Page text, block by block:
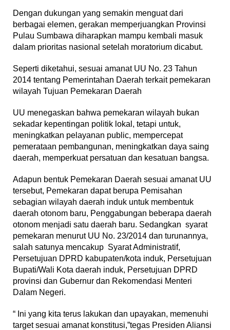
Dengan dukungan yang semakin menguat dari
berbagai elemen, gerakan memperjuangkan Provinsi
Pulau Sumbawa diharapkan mampu kembali masuk
dalam prioritas nasional setelah moratorium dicabut.
Seperti diketahui, sesuai amanat UU No. 23 Tahun
2014 tentang Pemerintahan Daerah terkait pemekaran
wilayah Tujuan Pemekaran Daerah
UU menegaskan bahwa pemekaran wilayah bukan
sekadar kepentingan politik lokal, tetapi untuk,
meningkatkan pelayanan public, mempercepat
pemerataan pembangunan, meningkatkan daya saing
daerah, memperkuat persatuan dan kesatuan bangsa.
Adapun bentuk Pemekaran Daerah sesuai amanat UU
tersebut, Pemekaran dapat berupa Pemisahan
sebagian wilayah daerah induk untuk membentuk
daerah otonom baru, Penggabungan beberapa daerah
otonom menjadi satu daerah baru. Sedangkan syarat
pemekaran menurut UU No. 23/2014 dan turunannya,
salah satunya mencakup Syarat Administratif,
Persetujuan DPRD kabupaten/kota induk, Persetujuan
Bupati/Wali Kota daerah induk, Persetujuan DPRD
provinsi dan Gubernur dan Rekomendasi Menteri
Dalam Negeri.
“ Ini yang kita terus lakukan dan upayakan, memenuhi
target sesuai amanat konstitusi,”tegas Presiden Aliansi